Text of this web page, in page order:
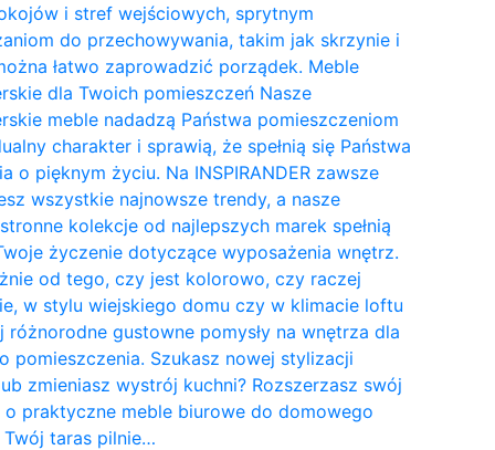
i stref wejściowych, sprytnym
do przechowywania, takim jak skrzynie i
łatwo zaprowadzić porządek. Meble
dla Twoich pomieszczeń Nasze
meble nadadzą Państwa pomieszczeniom
charakter i sprawią, że spełnią się Państwa
o pięknym życiu. Na INSPIRANDER zawsze
wszystkie najnowsze trendy, a nasze
kolekcje od najlepszych marek spełnią
życzenie dotyczące wyposażenia wnętrz.
od tego, czy jest kolorowo, czy raczej
w stylu wiejskiego domu czy w klimacie loftu
różnorodne gustowne pomysły na wnętrza dla
pomieszczenia. Szukasz nowej stylizacji
zmieniasz wystrój kuchni? Rozszerzasz swój
o praktyczne meble biurowe do domowego
Twój taras pilnie…